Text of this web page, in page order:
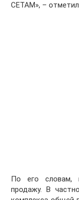
СЕТАМ», –
По его словам,
продажу. В